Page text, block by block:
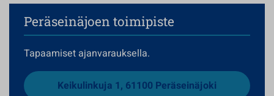
Peräseinäjoen toimipiste
Tapaamiset ajanvarauksella.
Keikulinkuja 1, 61100 Peräseinäjoki